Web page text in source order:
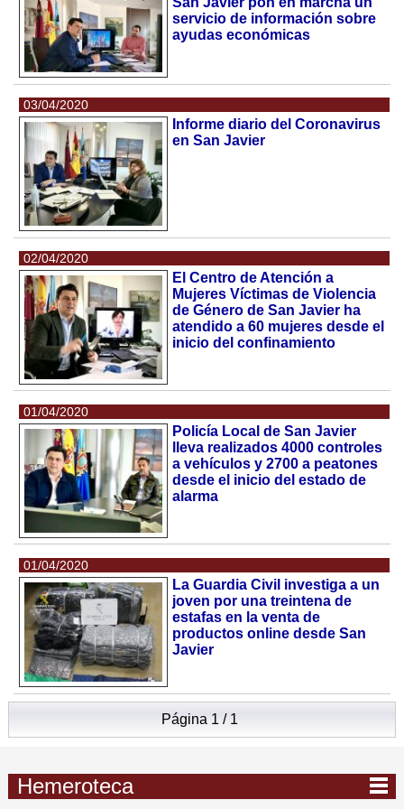
servicio de información sobre
ayudas económicas
03/04/2020
Informe diario del Coronavirus
en San Javier
02/04/2020
El Centro de Atención a
Mujeres Víctimas de Violencia
de Género de San Javier ha
atendido a 60 mujeres desde el
inicio del confinamiento
01/04/2020
Policía Local de San Javier
lleva realizados 4000 controles
a vehículos y 2700 a peatones
desde el inicio del estado de
alarma
01/04/2020
La Guardia Civil investiga a un
joven por una treintena de
estafas en la venta de
productos online desde San
Javier
Página 1 / 1
Hemeroteca